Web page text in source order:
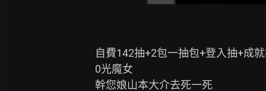
自費142抽+2包一抽包+登入抽+成
0光魔女
幹您娘山本大介去死一死